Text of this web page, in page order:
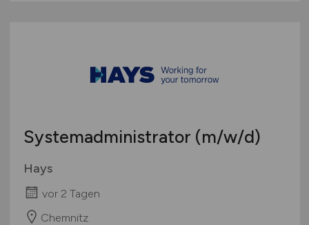
Systemadministrator (m/w/d)
Hays
vor 2 Tagen
Chemnitz